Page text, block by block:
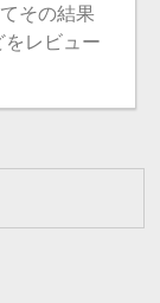
その結果
レビュー